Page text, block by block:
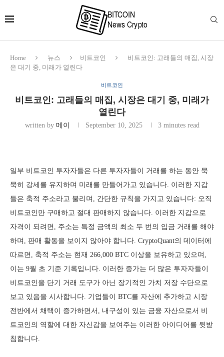
Home 뉴스 비트코인
비트코인: 고래들의 매집, 시장
은 대기 중, 미래가 열린다
비트코인
비트코인: 고래들의 매집, 시장은 대기 중, 미래가
열린다
written by 메이 September 10, 2025 3 minutes read
일부 비트코인 투자자들은 다른 투자자들이 거래를 하는 동안 묵
묵히 강세를 유지하며 미래를 만들어가고 있습니다. 이러한 지갑
들은 축적 주소라고 불리며, 간단한 규칙을 가지고 있습니다: 오직
비트코인만 구매하고 절대 판매하지 않습니다. 이러한 지갑으로
자격이 되려면, 주소는 특정 금액의 최소 두 번의 입금 거래를 해야
하며, 판매 활동을 보이지 않아야 합니다. CryptoQuant의 데이터에
따르면, 축적 주소는 현재 266,000 BTC 이상을 보유하고 있으며,
이는 9월 초 기준 기록입니다. 이러한 증가는 더 많은 투자자들이
비트코인을 단기 거래 도구가 아닌 장기적인 가치 저장 수단으로
보고 있음을 시사합니다. 기업들이 BTC를 자산에 추가하고 시장
전반에서 채택이 증가하면서, 내구성이 있는 금융 자산으로서 비
트코인의 역할에 대한 자신감을 보여주는 이러한 아이디어를 뒷받
침합니다.